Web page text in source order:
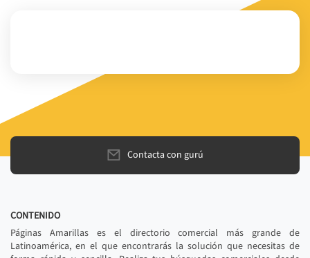
Contacta con gurú
CONTENIDO
Páginas Amarillas es el directorio comercial más grande de
Latinoamérica, en el que encontrarás la solución que necesitas de